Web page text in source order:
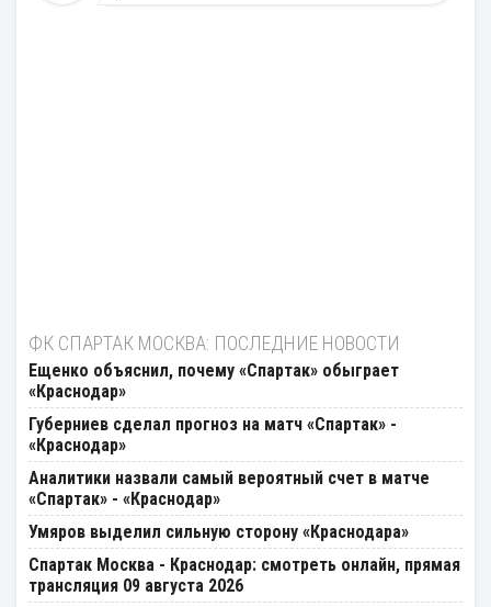
ФК СПАРТАК МОСКВА: ПОСЛЕДНИЕ НОВОСТИ
Ещенко объяснил, почему «Спартак» обыграет
«Краснодар»
Губерниев сделал прогноз на матч «Спартак» -
«Краснодар»
Аналитики назвали самый вероятный счет в матче
«Спартак» - «Краснодар»
Умяров выделил сильную сторону «Краснодара»
Спартак Москва - Краснодар: смотреть онлайн, прямая
трансляция 09 августа 2026